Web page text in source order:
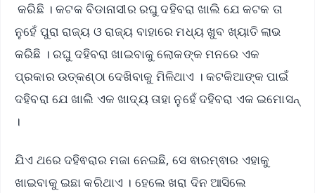
କରିଛି । କଟକ ବିଡାନାସୀର ରଘୁ ଦହିବରା ଖାଲି ଯେ କଟକ ତା
ନୁହେଁ ପୁରା ରାଜ୍ୟ ଓ ରାଜ୍ୟ ବାହାରେ ମଧ୍ୟ ଖୁବ ଖ୍ୟାତି ଲାଭ
କରିଛି । ରଘୁ ଦହିବରା ଖାଇବାକୁ ଲୋକଙ୍କ ମନରେ ଏକ
ପ୍ରକାର ଉତ୍କଣ୍ଠା ଦେଖିବାକୁ ମିଳିଥାଏ । କଟକିଆଙ୍କ ପାଇଁ
ଦହିବରା ଯେ ଖାଲି ଏକ ଖାଦ୍ୟ ତାହା ନୁହେଁ ଦହିବରା ଏକ ଇମୋସନ୍
।
ଯିଏ ଥରେ ଦହିଵରାର ମଜା ନେଇଛି, ସେ ଵାରମ୍ଵାର ଏହାକୁ
ଖାଇବାକୁ ଇଛା କରିଥାଏ । ହେଲେ ଖରା ଦିନ ଆସିଲେ